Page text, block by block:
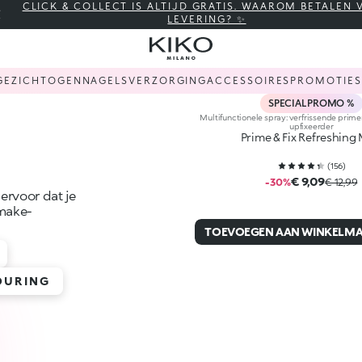
CLICK & COLLECT IS ALTIJD GRATIS. WAAROM BETALEN
LEVERING? ✨
OGEN NAGELSVERZORGINGACCESSOIRES PROMOTIES
dat je
SPECIAL PROMO %
Multifunctionele spray: verfrissende
upfixeerder
Prime & Fix Refreshing
(156)
-30%€ 9,09€ 12,99
TOEVOEGEN AAN